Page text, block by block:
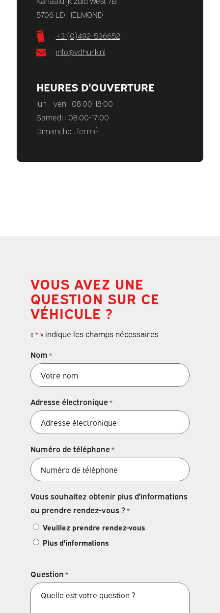
5706 LD HELMOND
+31(0)492-536652
info@vdhurk.nl
HEURES D'OUVERTURE
lun - ven : 08:00-18:00
Samedi : 08:00-17:00
Dimanche : fermé
VOUS AVEZ UNE
QUESTION SUR CE
VÉHICULE ?
«* » indique les champs nécessaires
Nom *
Adresse électronique*
Numéro de téléphone*
Vous souhaitez obtenir plus d'informations
ou prendre rendez-vous ? *
Veuillez prendre rendez-vous
Plus d'informations
Question *